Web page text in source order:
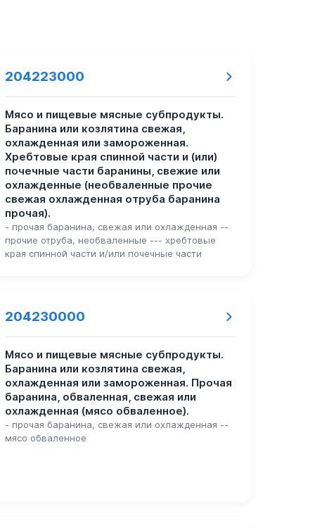
204223000
Мясо и пищевые мясные субпродукты.
Баранина или козлятина свежая,
охлажденная или замороженная.
Хребтовые края спинной части и (или)
почечные части баранины, свежие или
охлажденные (необваленные прочие
свежая охлажденная отруба баранина
прочая).
- прочая баранина, свежая или охлажденная --
прочие отруба, необваленные --- хребтовые
края спинной части и/или почечные части
204230000
Мясо и пищевые мясные субпродукты.
Баранина или козлятина свежая,
охлажденная или замороженная. Прочая
баранина, обваленная, свежая или
охлажденная (мясо обваленное).
- прочая баранина, свежая или охлажденная --
мясо обваленное